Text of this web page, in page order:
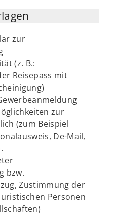
zur
(z. B.:
Reisepass mit
zur
(zum Beispiel
De-Mail,
bzw.
Zustimmung der
Personen